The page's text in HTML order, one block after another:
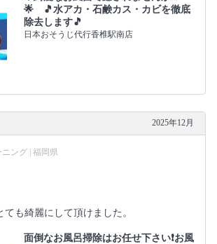
🌟 🎵水アカ・石鹸カス・カビを徹底
除去します🎵
日本おそうじ代行香椎駅南店
2025年12月
ング | 福岡県
も綺麗にして頂けました。
面倒なお風呂掃除はお任せ下さい❗️お風